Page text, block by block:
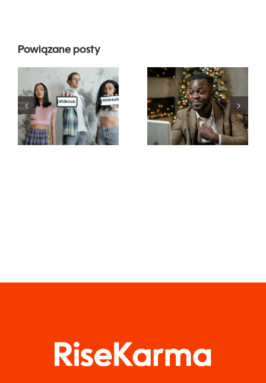
Powiązane posty
Najlepsze
aplikacje do
edytowania
wideo do
tworzenia
dzieł na
Jak ukryć
obserwujących
na LinkedIn,
aby
zachować